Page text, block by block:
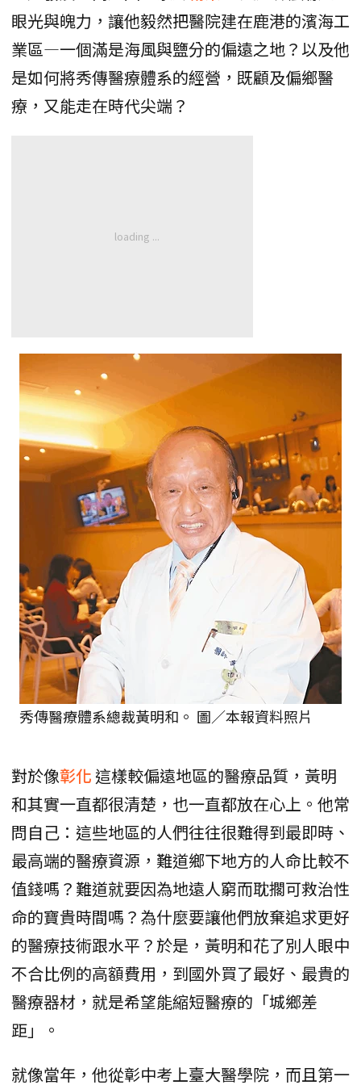
眼光與魄力，讓他毅然把醫院建在鹿港的濱海工
業區—一個滿是海風與鹽分的偏遠之地？以及他
是如何將秀傳醫療體系的經營，既顧及偏鄉醫
療，又能走在時代尖端？
秀傳醫療體系總裁黃明和。 圖／本報資料照片
對於像彰化 這樣較偏遠地區的醫療品質，黃明
和其實一直都很清楚，也一直都放在心上。他常
問自己：這些地區的人們往往很難得到最即時、
最高端的醫療資源，難道鄉下地方的人命比較不
值錢嗎？難道就要因為地遠人窮而耽擱可救治性
命的寶貴時間嗎？為什麼要讓他們放棄追求更好
的醫療技術跟水平？於是，黃明和花了別人眼中
不合比例的高額費用，到國外買了最好、最貴的
醫療器材，就是希望能縮短醫療的「城鄉差
距」。
就像當年，他從彰中考上臺大醫學院，而且第一